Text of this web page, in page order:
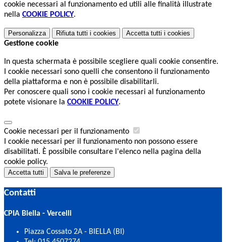
cookie necessari al funzionamento ed utili alle finalità illustrate
nella COOKIE POLICY.
Personalizza Rifiuta tutti i cookies Accetta tutti i cookies
Gestione cookie
In questa schermata è possibile scegliere quali cookie consentire.
I cookie necessari sono quelli che consentono il funzionamento
della piattaforma e non è possibile disabilitarli.
Per conoscere quali sono i cookie necessari al funzionamento
potete visionare la COOKIE POLICY.
Cookie necessari per il funzionamento
I cookie necessari per il funzionamento non possono essere
disabilitati. È possibile consultare l'elenco nella pagina della
cookie policy.
Accetta tutti Salva le preferenze
Contatti
CPIA Biella - Vercelli
Piazza Cossato 2A - BIELLA (BI)